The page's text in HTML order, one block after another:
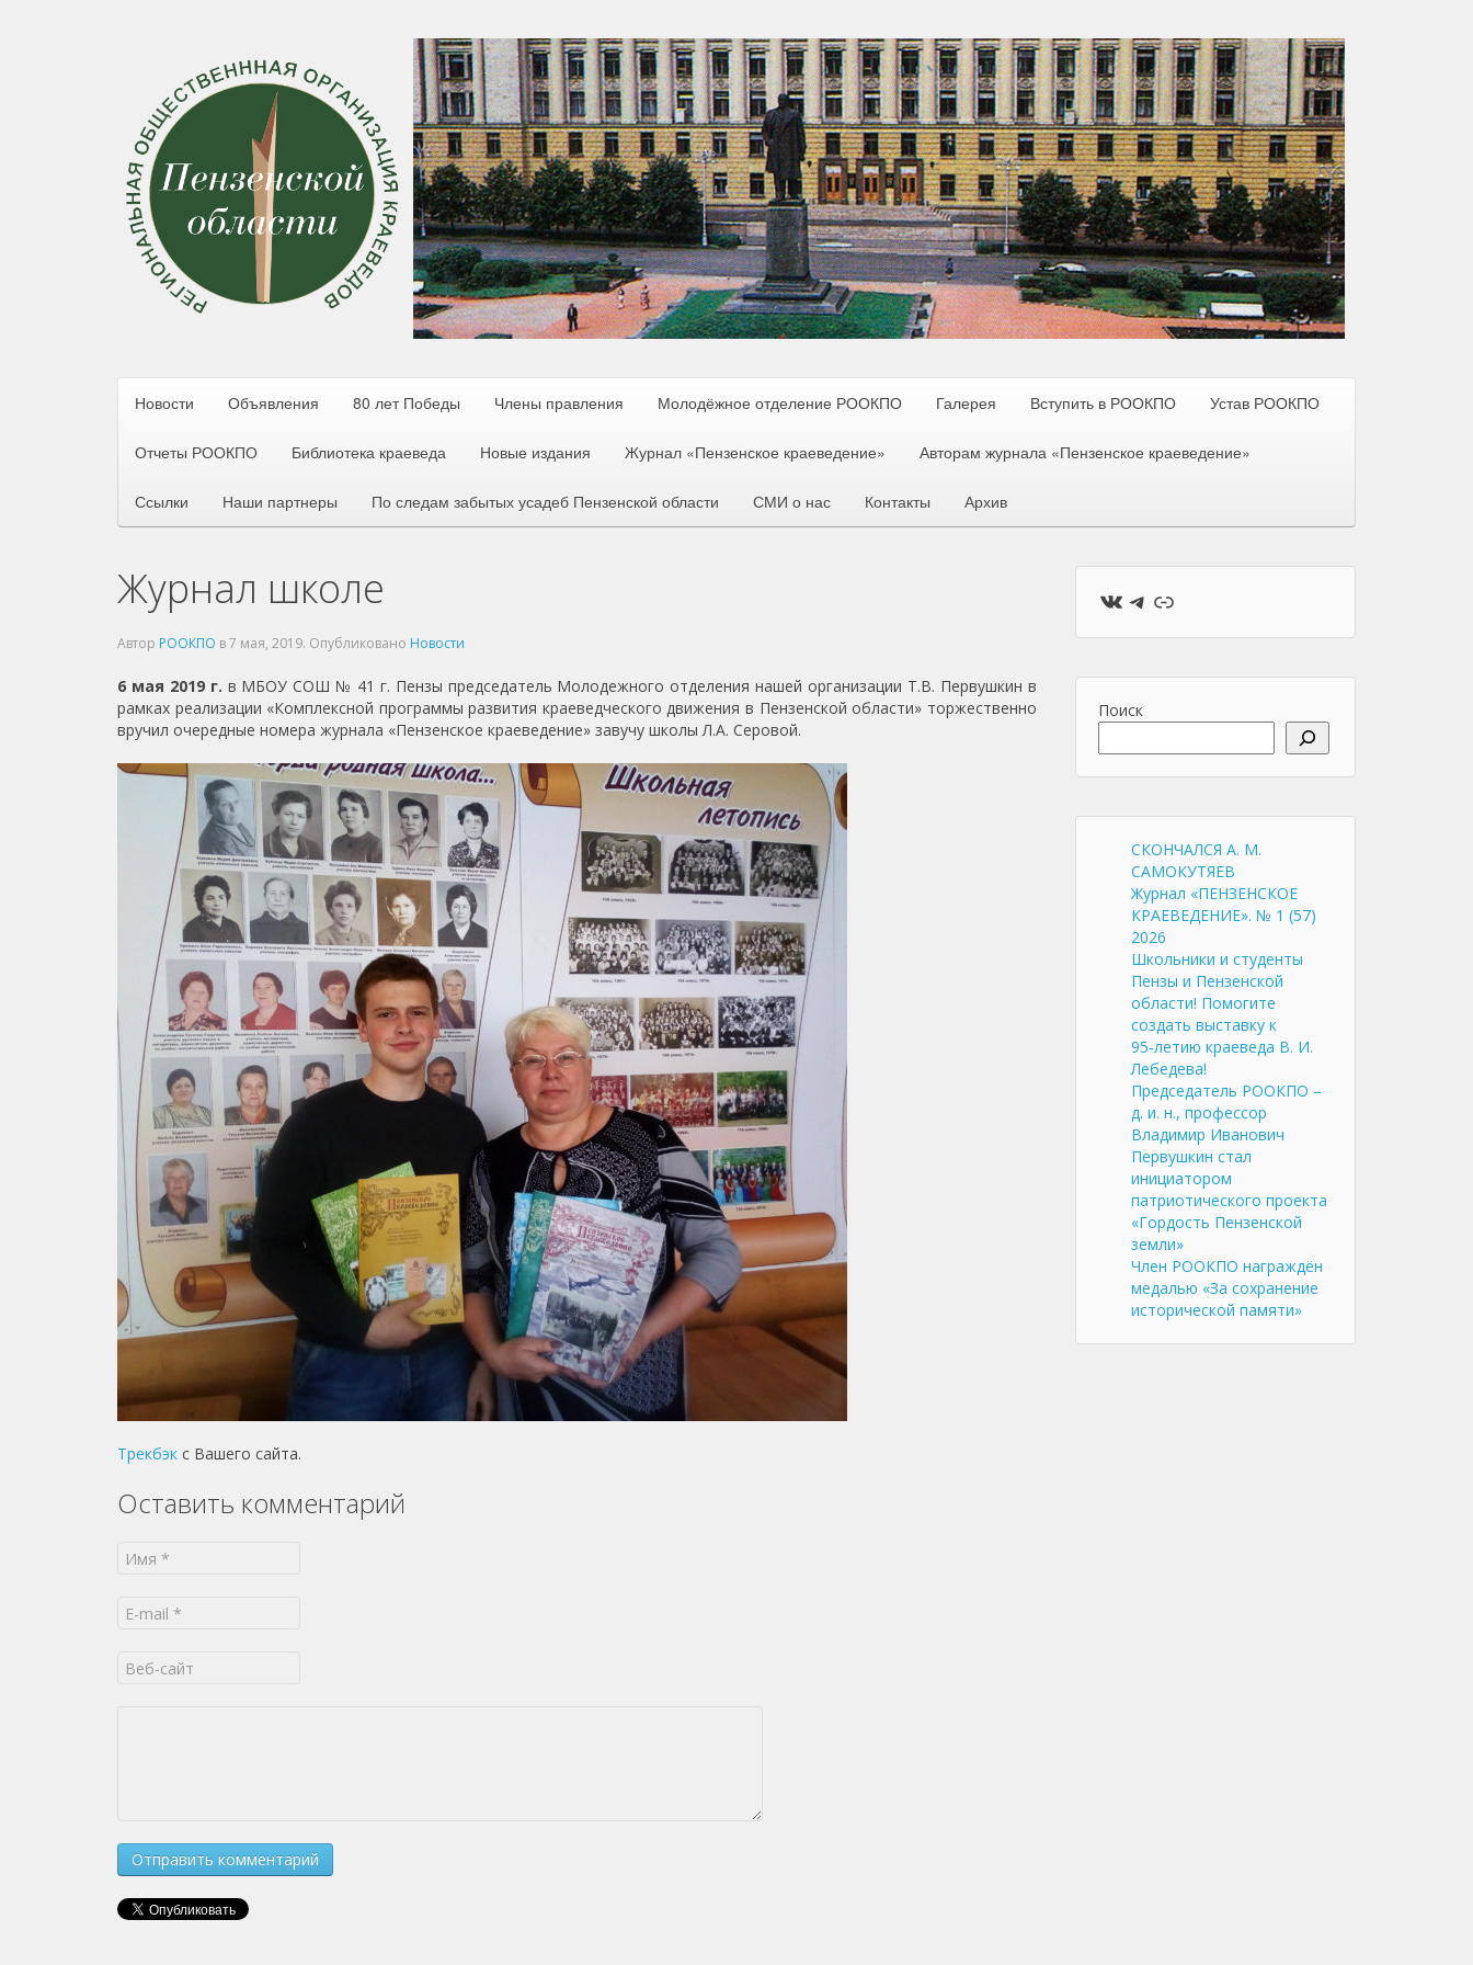
Новости Объявления 80 лет Победы Члены правления Молодёжное отделение РООКПО Галерея Вступить в РООКПО Устав РООКПО
Отчеты РООКПО Библиотека краеведа Новые издания Журнал «Пензенское краеведение» Авторам журнала «Пензенское краеведение»
Ссылки Наши партнеры По следам забытых усадеб Пензенской области СМИ о нас Контакты Архив
Журнал школе
Автор РООКПО в7 мая, 2019. Опубликовано Новости
6 мая 2019 г. в МБОУ СОШ № 41 г. Пензы председатель Молодежного отделения нашей организации Т.В. Первушкин в
рамках реализации «Комплексной программы развития краеведческого движения в Пензенской области» торжественно
вручил очередные номера журнала «Пензенское краеведение» завучу школы Л.А. Серовой.
Трекбэк с Вашего сайта.
Оставить комментарий
ВКонтакте
Telegram
Ссылка
Поиск
СКОНЧАЛСЯ А. М.
САМОКУТЯЕВ
Журнал «ПЕНЗЕНСКОЕ
КРАЕВЕДЕНИЕ». № 1 (57)
2026
Школьники и студенты
Пензы и Пензенской
области! Помогите
создать выставку к
95‑летию краеведа В. И.
Лебедева!
Председатель РООКПО –
д. и. н., профессор
Владимир Иванович
Первушкин стал
инициатором
патриотического проекта
«Гордость Пензенской
земли»
Член РООКПО награждён
медалью «За сохранение
исторической памяти»